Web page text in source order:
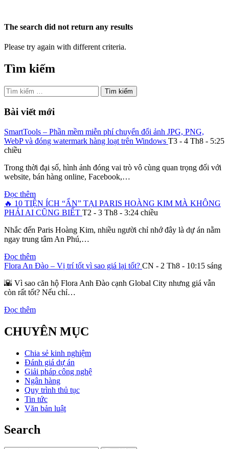
The search did not return any results
Please try again with different criteria.
Tìm kiếm
Tìm
kiếm
cho:
Bài viết mới
SmartTools – Phần mềm miễn phí chuyển đổi ảnh JPG, PNG,
WebP và đóng watermark hàng loạt trên Windows T3 - 4 Th8 - 5:25
chiều
Trong thời đại số, hình ảnh đóng vai trò vô cùng quan trọng đối với
website, bán hàng online, Facebook,…
Đọc thêm
🔥 10 TIỆN ÍCH “ẨN” TẠI PARIS HOÀNG KIM MÀ KHÔNG
PHẢI AI CŨNG BIẾT T2 - 3 Th8 - 3:24 chiều
Nhắc đến Paris Hoàng Kim, nhiều người chỉ nhớ đây là dự án nằm
ngay trung tâm An Phú,…
Đọc thêm
Flora An Đào – Vị trí tốt vì sao giá lại tốt? CN - 2 Th8 - 10:15 sáng
🌇 Vì sao căn hộ Flora Anh Đào cạnh Global City nhưng giá vẫn
còn rất tốt? Nếu chỉ…
Đọc thêm
CHUYÊN MỤC
Chia sẻ kinh nghiệm
Đánh giá dự án
Giải pháp công nghệ
Ngân hàng
Quy trình thủ tục
Tin tức
Văn bản luật
Search